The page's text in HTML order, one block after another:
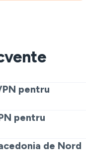
pentru
și securitate.
pentru
pentru un VPN
la aplicații
de Nord